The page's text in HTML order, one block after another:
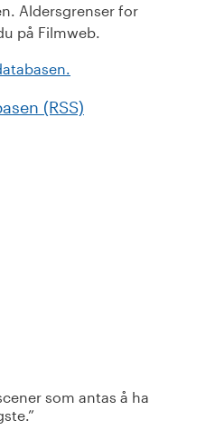
Aldersgrenser for
på Filmweb.
(RSS)
som antas å ha